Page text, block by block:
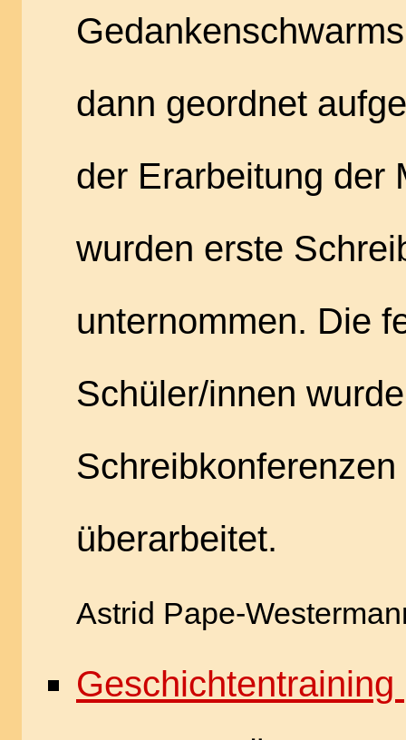
dann geordnet
der Erarbeitung der
wurden erste
unternommen. Die
Schüler/innen
überarbeitet.
Astrid Pape-
Geschichtentraining